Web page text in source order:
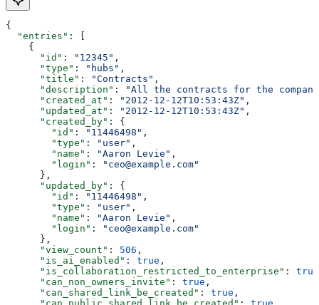
{
  "entries"
: [
    {
      "id"
: "12345" ,
      "type"
: "hubs" ,
      "title"
: "Contracts" ,
      "description"
:
"All the contracts for the
      "created_at"
: "2012-12-12T10:53:43Z" ,
      "updated_at"
: "2012-12-12T10:53:43Z" ,
      "created_by"
: {
        "id"
: "11446498" ,
        "type"
: "user" ,
        "name"
: "Aaron Levie" ,
        "login"
:
"ceo@example.com"
      },
      "updated_by"
: {
        "id"
: "11446498" ,
        "type"
: "user" ,
        "name"
: "Aaron Levie" ,
        "login"
:
"ceo@example.com"
      },
      "view_count"
: 506 ,
      "is_ai_enabled"
: true ,
      "is_collaboration_restricted_to_enterprise"
: true
      "can_non_owners_invite"
: true ,
      "can_shared_link_be_created"
: true ,